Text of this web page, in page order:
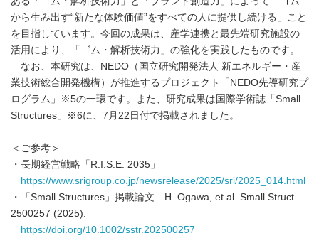
から生み出す“新たな体験価値”をすべての人に提供し続ける」こと
を目指しています。今回の成果は、産学連携と最先端研究施設の
活用により、「ゴム・解析技術力」の強化を実践したものです。
なお、本研究は、NEDO（国立研究開発法人 新エネルギー・産
業技術総合開発機構）が推進するプロジェクト「NEDO先導研究プ
ログラム」※5の一環です。また、研究成果は国際学術誌「Small
Structures」※6に、7月22日付で掲載されました。
＜ご参考＞
・長期経営戦略「R.I.S.E. 2035」
https://www.srigroup.co.jp/newsrelease/2025/sri/2025_014.html
・「Small Structures」掲載論文 H. Ogawa, et al. Small Struct.
2500257 (2025).
https://doi.org/10.1002/sstr.202500257